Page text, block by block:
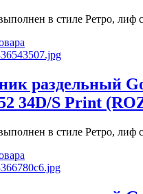
в стиле Ретро,
раздельный
34D/S Print
в стиле Ретро,